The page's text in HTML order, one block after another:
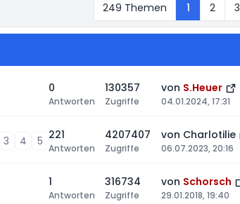
249 Themen 1 2 3
0
Antworten
130357
Zugriffe
von S.Heuer
04.01.2024, 17:31
3 4 5 221
Antworten
4207407
Zugriffe
von Charlotilie
06.07.2023, 20:16
1
Antworten
316734
Zugriffe
von Schorsch
29.01.2018, 19:40